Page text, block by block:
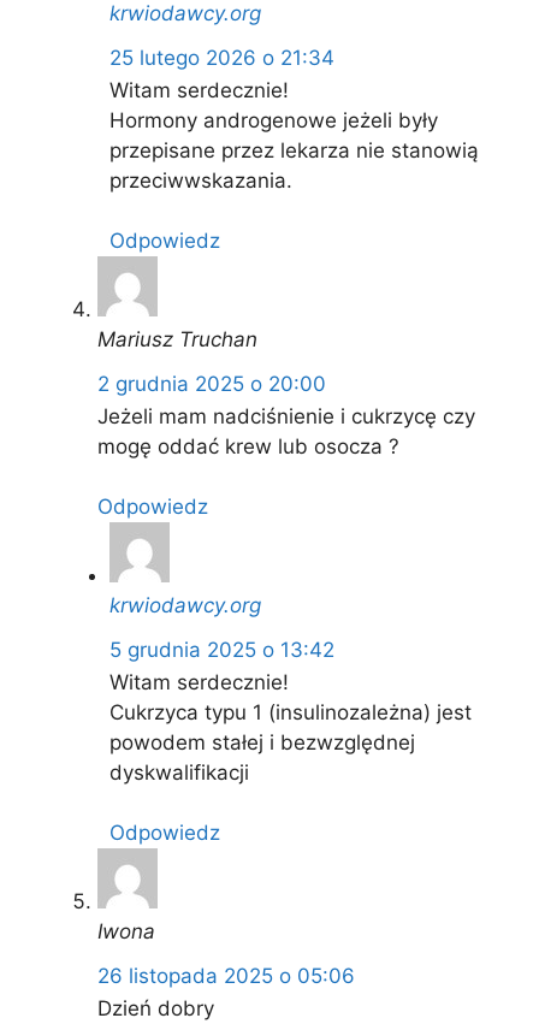
krwiodawcy.org
25 lutego 2026 o 21:34
Witam serdecznie!
Hormony androgenowe jeżeli były
przepisane przez lekarza nie stanowią
przeciwwskazania.
Odpowiedz
Mariusz Truchan
2 grudnia 2025 o 20:00
Jeżeli mam nadciśnienie i cukrzycę czy
mogę oddać krew lub osocza ?
Odpowiedz
krwiodawcy.org
5 grudnia 2025 o 13:42
Witam serdecznie!
Cukrzyca typu 1 (insulinozależna) jest
powodem stałej i bezwzględnej
dyskwalifikacji
Odpowiedz
Iwona
26 listopada 2025 o 05:06
Dzień dobry